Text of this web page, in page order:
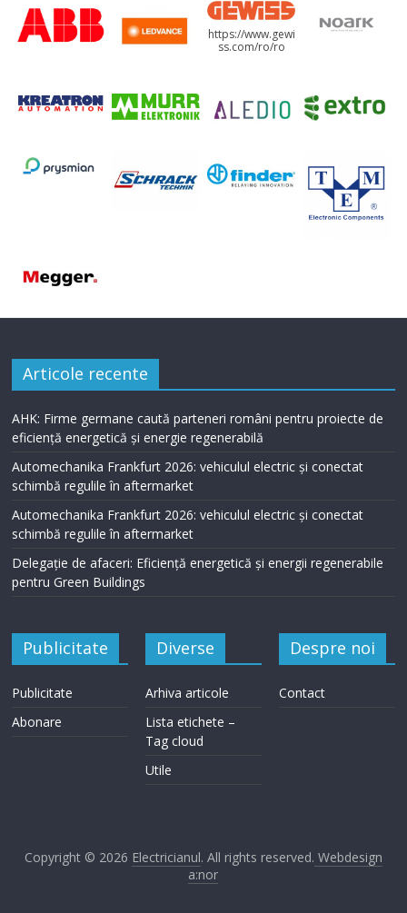
https://www.gewi
ss.com/ro/ro
Articole recente
AHK: Firme germane caută parteneri români pentru proiecte de
eficiență energetică și energie regenerabilă
Automechanika Frankfurt 2026: vehiculul electric și conectat
schimbă regulile în aftermarket
Automechanika Frankfurt 2026: vehiculul electric și conectat
schimbă regulile în aftermarket
Delegație de afaceri: Eficiență energetică și energii regenerabile
pentru Green Buildings
Publicitate
Publicitate
Abonare
Diverse
Arhiva articole
Lista etichete –
Tag cloud
Utile
Despre noi
Contact
Copyright © 2026 Electricianul. All rights reserved. Webdesign
a:nor